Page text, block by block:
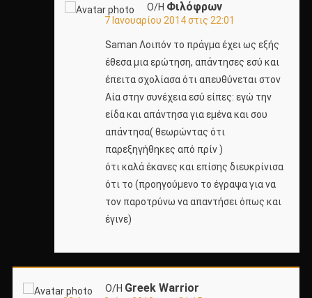
Ο/Η Φιλόφρων
7 Ιανουαρίου 2014 στις 22:01
Saman Λοιπόν το πράγμα έχει ως εξής
έθεσα μια ερώτηση, απάντησες εσύ και
έπειτα σχολίασα ότι απευθύνεται στον
Αία στην συνέχεια εσύ είπες: εγώ την
είδα και απάντησα για εμένα και σου
απάντησα( θεωρώντας ότι
παρεξηγήθηκες από πρίν )
ότι καλά έκανες και επίσης διευκρίνισα
ότι το (προηγούμενο το έγραψα για να
τον παροτρύνω να απαντήσει όπως και
έγινε)
Ο/Η Greek Warrior